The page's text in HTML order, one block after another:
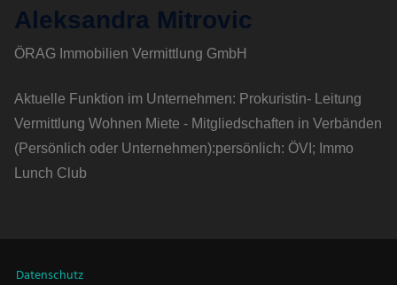
Aleksandra Mitrovic
ÖRAG Immobilien Vermittlung GmbH
Aktuelle Funktion im Unternehmen: Prokuristin- Leitung
Vermittlung Wohnen Miete - Mitgliedschaften in Verbänden
(Persönlich oder Unternehmen):persönlich: ÖVI; Immo
Lunch Club
Datenschutz